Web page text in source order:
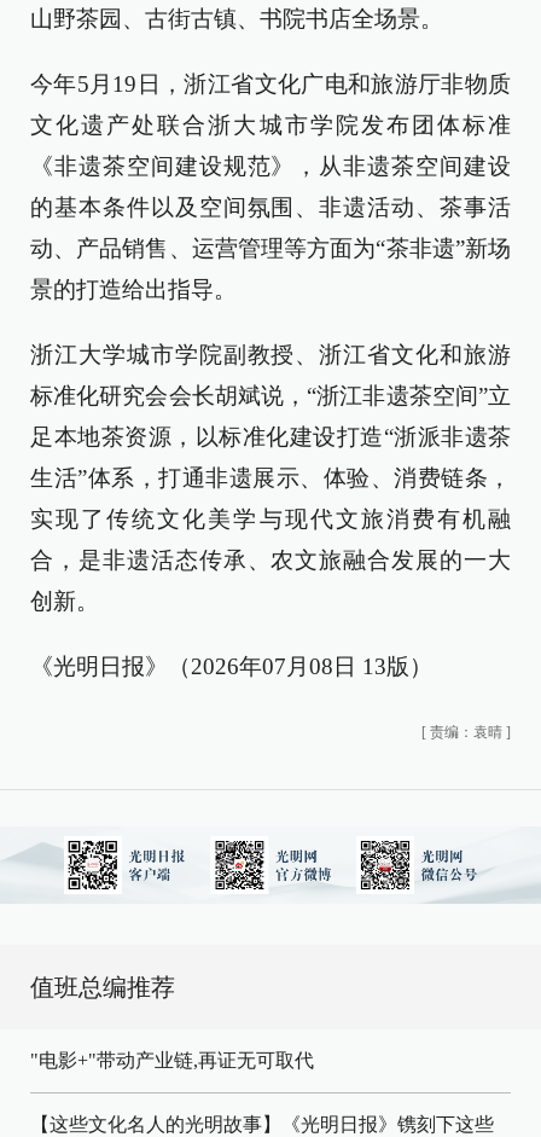
山野茶园、古街古镇、书院书店全场景。
今年5月19日，浙江省文化广电和旅游厅非物质
文化遗产处联合浙大城市学院发布团体标准
《非遗茶空间建设规范》，从非遗茶空间建设
的基本条件以及空间氛围、非遗活动、茶事活
动、产品销售、运营管理等方面为“茶非遗”新场
景的打造给出指导。
浙江大学城市学院副教授、浙江省文化和旅游
标准化研究会会长胡斌说，“浙江非遗茶空间”立
足本地茶资源，以标准化建设打造“浙派非遗茶
生活”体系，打通非遗展示、体验、消费链条，
实现了传统文化美学与现代文旅消费有机融
合，是非遗活态传承、农文旅融合发展的一大
创新。
《光明日报》（2026年07月08日 13版）
[ 责编：袁晴 ]
值班总编推荐
"电影+"带动产业链,再证无可取代
【这些文化名人的光明故事】《光明日报》镌刻下这些